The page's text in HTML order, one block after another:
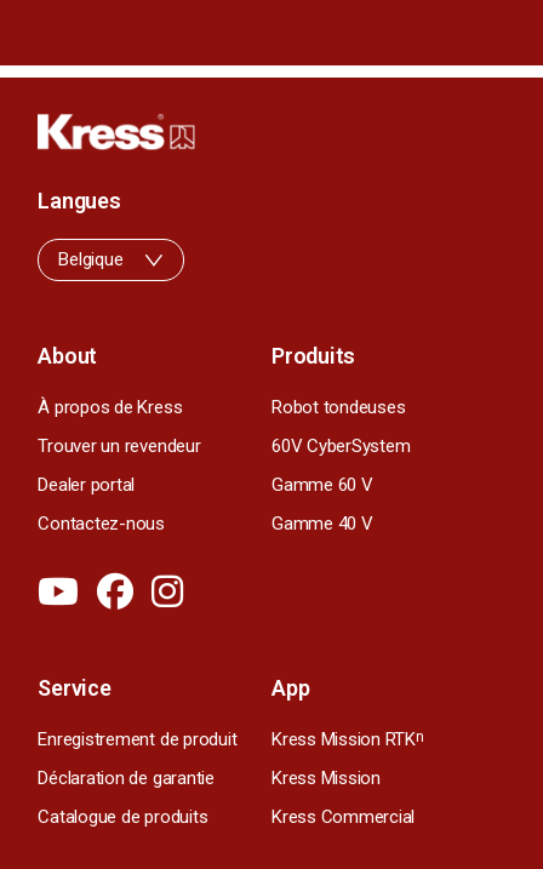
About
À propos de Kress
Trouver un revendeur
Dealer portal
Contactez-nous
Produits
Robot tondeuses
60V CyberSystem
Gamme 60 V
Gamme 40 V
Service
Enregistrement de produit
Déclaration de garantie
Catalogue de produits
App
Kress Mission RTKn
Kress Mission
Kress Commercial
Langues
Belgique